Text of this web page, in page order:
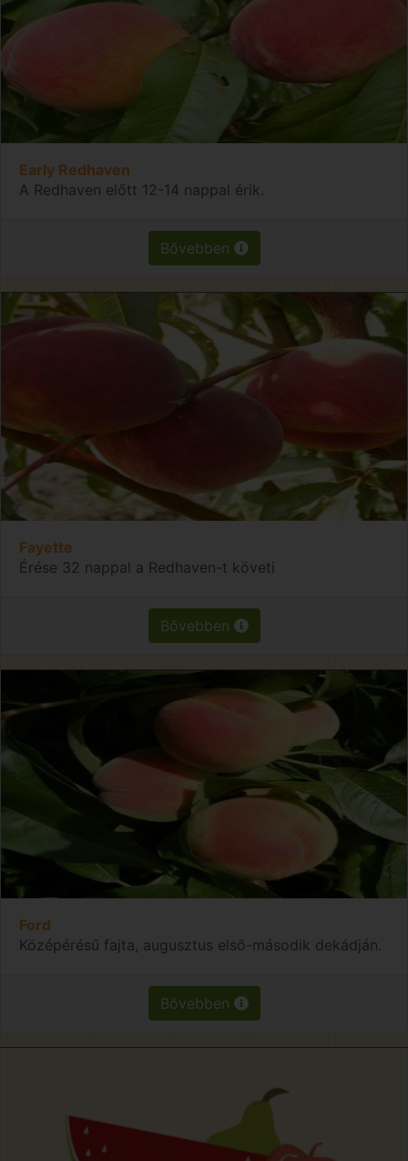
Early Redhaven
A Redhaven előtt 12-14 nappal érik.
Bővebben
Fayette
Érése 32 nappal a Redhaven-t követi
Bővebben
Ford
Középérésű fajta, augusztus első-második dekádján.
Bővebben